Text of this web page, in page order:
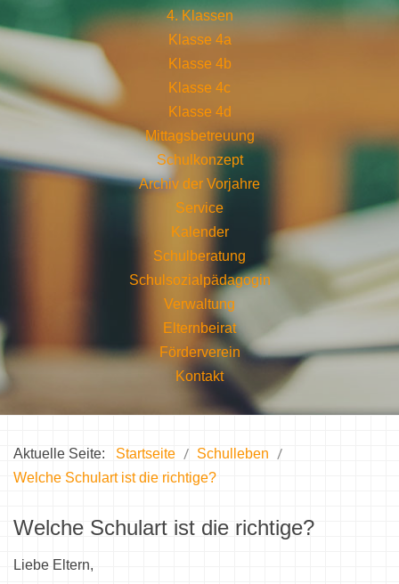
4. Klassen
Klasse 4a
Klasse 4b
Klasse 4c
Klasse 4d
Mittagsbetreuung
Schulkonzept
Archiv der Vorjahre
Service
Kalender
Schulberatung
Schulsozialpädagogin
Verwaltung
Elternbeirat
Förderverein
Kontakt
Aktuelle Seite: Startseite
Schulleben
Welche Schulart ist die richtige?
Welche Schulart ist die richtige?
Liebe Eltern,